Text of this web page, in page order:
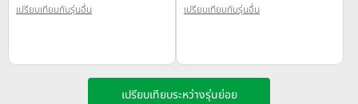
เปรียบเทียบกับรุ่นอื่น เปรียบเทียบกับรุ่นอื่น
เปรียบเทียบระหว่างรุ่นย่อย